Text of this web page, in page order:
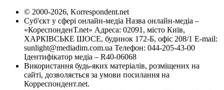
© 2000-2026, Korrespondent.net
Суб'єкт у сфері онлайн-медіа Назва онлайн-медіа –
«КореспонденТ.net» Адреса: 02091, місто Київ,
ХАРКІВСЬКЕ ШОСЕ, будинок 172-Б, офіс 208/1 E-mail:
sunlight@mediadim.com.ua Телефон: 044-205-43-00
Ідентифікатор медіа – R40-06068
Використання будь-яких матеріалів, розміщених на
сайті, дозволяється за умови посилання на
Корреспондент.net.